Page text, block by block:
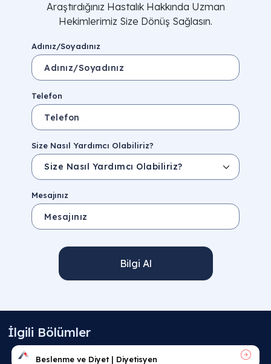
Araştırdığınız Hastalık Hakkında Uzman
Hekimlerimiz Size Dönüş Sağlasın.
Adınız/Soyadınız
Telefon
Size Nasıl Yardımcı Olabiliriz?
Mesajınız
Bilgi Al